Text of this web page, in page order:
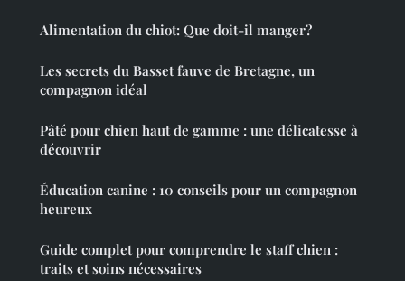
Alimentation du chiot: Que doit-il manger?
Les secrets du Basset fauve de Bretagne, un
compagnon idéal
Pâté pour chien haut de gamme : une délicatesse à
découvrir
Éducation canine : 10 conseils pour un compagnon
heureux
Guide complet pour comprendre le staff chien :
traits et soins nécessaires